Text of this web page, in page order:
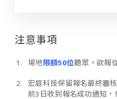
注意事項
場地限額50位聽眾，欲報
宏庭科技保留報名最終審
前3日收到報名成功通知，